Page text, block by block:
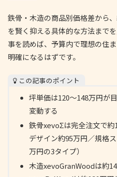
鉄骨・木造の商品別価格差から
を賢く抑える具体的な方法まで
事を読めば、予算内で理想の住
明確になるはずです。
この記事のポイント
坪単価は120〜148万円が
変動する
鉄骨xevoΣは完全注文で
デザイン約95万円／規格
万円の3タイプ）
木造xevoGranWoodは約